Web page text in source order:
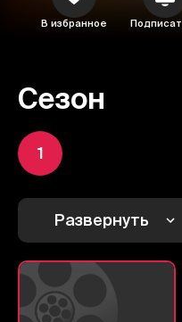
В избранное
Сезон
1
Развернуть
Отменить